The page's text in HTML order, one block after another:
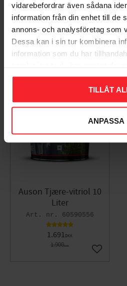
vidarebefordrar även sådana
information från din enhet till de
annons- och analysföretag som
Dessa kan i sin tur kombinera
information som du har
TILLÅT
ANPASSA
Populära produkter
Auson Tjære-vitriol 10
Liter
60590556
1.691DKK
1.900DKK
Gem